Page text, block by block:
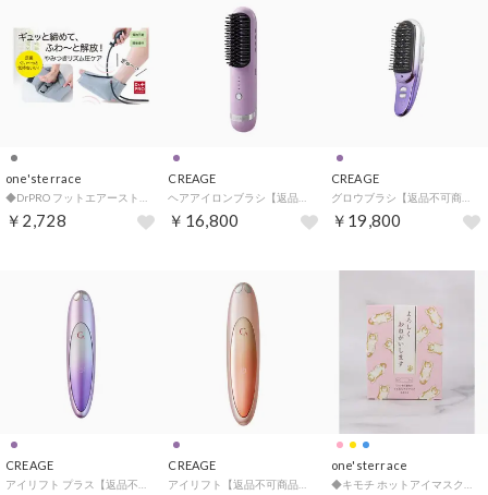
one'sterrace
◆DrPRO フットエアーストレッチ【返品不可商品】 （グレー(912)）
￥2,728
CREAGE
ヘアアイロンブラシ【返品不可商品】 （パープル）
￥16,800
CREAGE
グロウブラシ【返品不可商品】 （パープル）
￥19,800
CREAGE CREAGE one'sterrace